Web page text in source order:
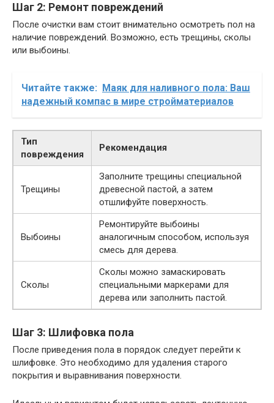
Шаг 2: Ремонт повреждений
После очистки вам стоит внимательно осмотреть пол на
наличие повреждений. Возможно, есть трещины, сколы
или выбоины.
Читайте также:
Маяк для наливного пола: Ваш
надежный компас в мире стройматериалов
Тип
повреждения
Рекомендация
Трещины
Заполните трещины специальной
древесной пастой, а затем
отшлифуйте поверхность.
Выбоины
Ремонтируйте выбоины
аналогичным способом, используя
смесь для дерева.
Сколы
Сколы можно замаскировать
специальными маркерами для
дерева или заполнить пастой.
Шаг 3: Шлифовка пола
После приведения пола в порядок следует перейти к
шлифовке. Это необходимо для удаления старого
покрытия и выравнивания поверхности.